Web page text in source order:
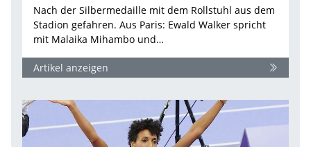
Nach der Silbermedaille mit dem Rollstuhl aus dem
Stadion gefahren. Aus Paris: Ewald Walker spricht
mit Malaika Mihambo und…
Artikel anzeigen